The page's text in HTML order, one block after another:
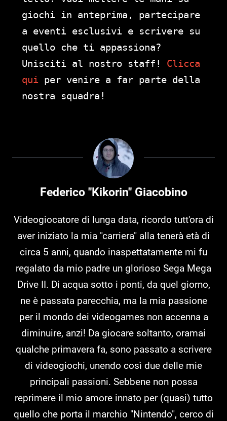
giochi in anteprima, partecipare
a eventi esclusivi e scrivere su
quello che ti appassiona?
Unisciti al nostro staff! Clicca
qui per venire a far parte della
nostra squadra!
Federico "Kikorin" Giacobino
Videogiocatore di lunga data, ricordo tutt'ora di
aver iniziato la mia "carriera" alla tenerà età di
circa 5 anni, quando inaspettatamente mi fu
regalato da mio padre un glorioso Sega Mega
Drive II. Di acqua sotto i ponti, da quel giorno,
ne è passata parecchia, ma la mia passione
per il mondo dei videogames non accenna a
diminuire, anzi! Da giocare soltanto, oramai
qualche primavera fa, sono passato a scrivere
di videogiochi, unendo così due delle mie
principali passioni. Sebbene non possa
reprimere il mio amore innato per (quasi) tutto
quello che porta il marchio "Nintendo", cerco di